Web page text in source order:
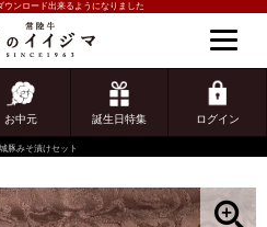
ウンロード出来るようになりました
お中元 誕生日特集 ログイン
様こんにちは
ログイン
豚みそ漬けセット